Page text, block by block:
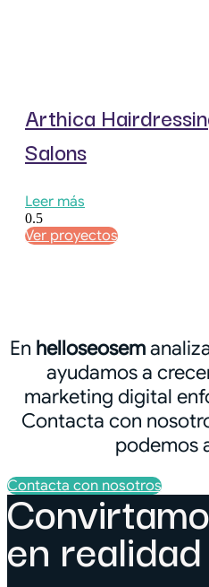
Arthica
Salons
Leer más
Ver proyectos
En helloseosem
ayudamos a
marketing digital
Contacta con
podemos
Contacta con nosotros
en realidad